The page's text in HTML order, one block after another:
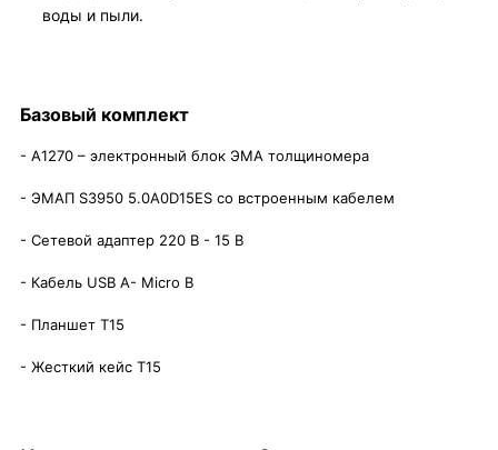
воды и пыли.
Базовый комплект
- А1270 – электронный блок ЭМА толщиномера
- ЭМАП S3950 5.0A0D15ES со встроенным кабелем
- Сетевой адаптер 220 В - 15 B
- Кабель USB A- Micro B
- Планшет Т15
- Жесткий кейс Т15